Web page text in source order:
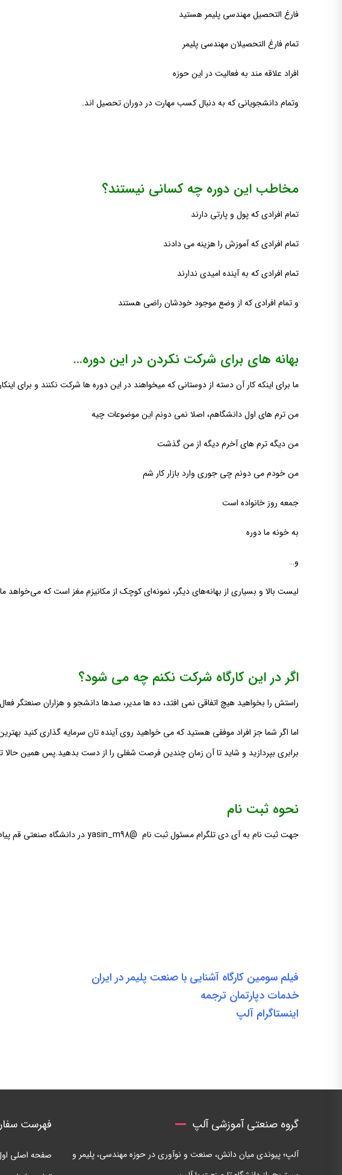
فارغ التحصیل مهندسی پلیمر هستید
تمام فارغ التحصیلان مهندسی پلیمر
افراد علاقه مند به فعالیت در این حوزه
وتمام دانشجویانی که به دنبال کسب مهارت در دوران تحصیل اند.
مخاطب این دوره چه کسانی نیستند؟
تمام افرادی که پول و پارتی دارند
تمام افرادی که آموزش را هزینه می دادند
تمام افرادی که به آینده امیدی ندارند
و تمام افرادی که از وضع موجود خودشان راضی هستند
بهانه های برای شرکت نکردن در این دوره…
ما برای اینکه کار آن دسته از دوستانی که میخواهند در این دوره ها شرکت نکنند و برای
من ترم های اول دانشگاهم، اصلا نمی دونم این موضوعات چیه
من دیگه ترم های آخرم دیگه از من گذشت
من خودم می دونم چی جوری وارد بازار کار شم
جمعه روز خانواده است
به خونه ما دوره
و…
لیست بالا و بسیاری از بهانه‌های دیگر، نمونه‌ای کوچک از مکانیزم مغز است که می‌خواهد
اگر در این کارگاه شرکت نکنم چه می شود؟
راستش را بخواهید هیچ اتفاقی نمی افتد، ده ها مدیر، صدها دانشجو و هزاران صنعتگر
اما اگر شما جز افراد موفقی هستید که می خواهید روی آینده تان سرمایه گذاری کنید
برابری بپردازید و شاید تا آن زمان چندین فرصت شغلی را از دست بدهید.پس همین حالا
نحوه ثبت نام
جهت ثبت نام به آی دی تلگرام مسئول ثبت نام @yasin_m98 در دانشگاه صنعتی قم پیام دهید.
فیلم سومین کارگاه آشنایی با صنعت پلیمر در ایران
خدمات دپارتمان ترجمه
اینستاگرام آلپ
گروه صنعتی آموزشی آلپ
آلپ؛ پیوندی میان دانش، صنعت و نوآوری در حوزه مهندسی، پلیمر و
فهرست
صفحه اصلی